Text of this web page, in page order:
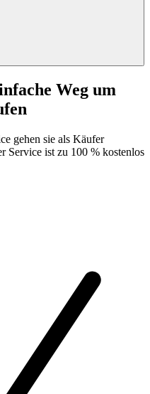
Weg um
gehen sie als Käufer
Service ist zu 100 % kostenlos